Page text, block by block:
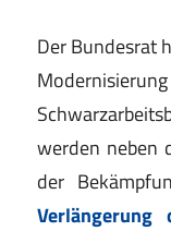
Der Bundesrat
werden neben
der